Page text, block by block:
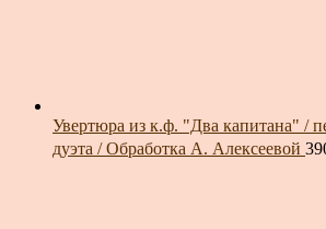
Увертюра из к.ф. "Два капитана" /
дуэта / Обработка А. Алексеевой